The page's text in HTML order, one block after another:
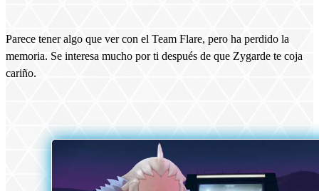
Parece tener algo que ver con el Team Flare, pero ha perdido la
memoria. Se interesa mucho por ti después de que Zygarde te coja
cariño.